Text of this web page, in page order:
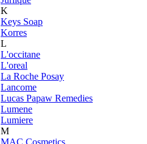
K
Keys Soap
Korres
L
L'occitane
L'oreal
La Roche Posay
Lancome
Lucas Papaw Remedies
Lumene
Lumiere
M
MAC Cosmetics